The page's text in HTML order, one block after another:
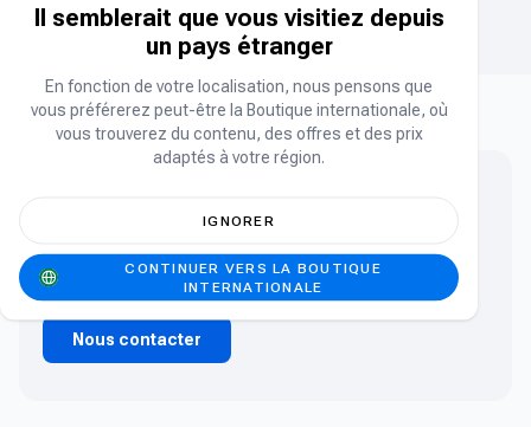
Vous ne trouvez pas ce que vous cherchez ?
Vous ne trouvez pas le produit que vous cherchez ?
Contactez notre équipe.
Nous contacter
Il semblerait que vous visitiez depuis
un pays étranger
En fonction de votre localisation, nous pensons que
vous préférerez peut-être la Boutique internationale, où
vous trouverez du contenu, des offres et des prix
adaptés à votre région.
IGNORER
CONTINUER VERS LA BOUTIQUE
INTERNATIONALE